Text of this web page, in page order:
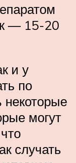
— 15-20
и у
по
некоторые
могут
случать